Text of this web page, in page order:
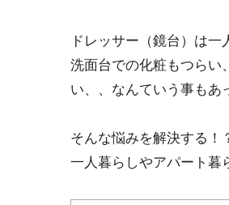
ドレッサー（鏡台）は
洗面台での化粧もつらい
い、、なんていう事もあ
そんな悩みを解決する！
一人暮らしやアパート暮